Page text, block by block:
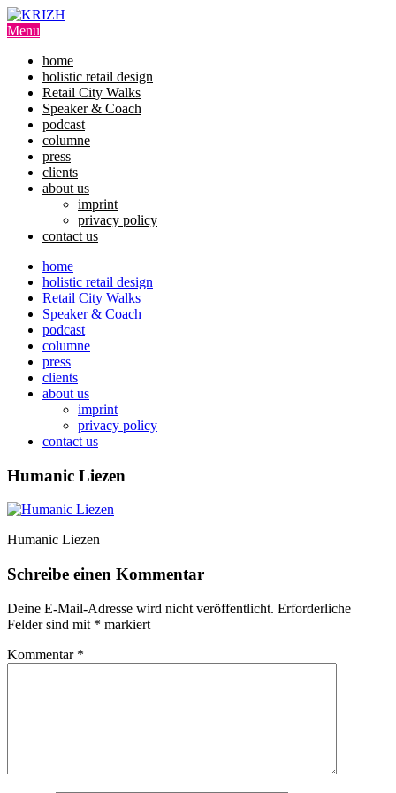
Skip
to
Menu
home
holistic retail design
Retail City Walks
Speaker & Coach
podcast
columne
press
clients
about us
imprint
privacy policy
contact us
home
holistic retail design
Retail City Walks
Speaker & Coach
podcast
columne
press
clients
about us
imprint
privacy policy
contact us
Humanic Liezen
Humanic Liezen
Schreibe einen Kommentar
Deine E-Mail-Adresse wird nicht veröffentlicht. Erforderliche
Felder sind mit * markiert
Kommentar *